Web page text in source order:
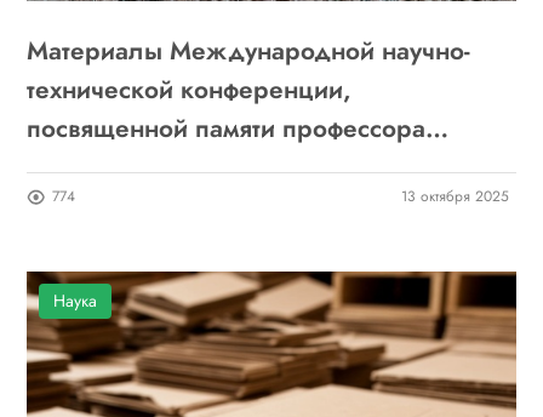
Материалы Международной научно-
технической конференции,
посвященной памяти профессора
В.И.Комарова, в журнале Про ЦБП
774 13 октября 2025
Наука